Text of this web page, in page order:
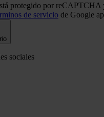
protegido por reCAPTCHA
de servicio de Google
sociales